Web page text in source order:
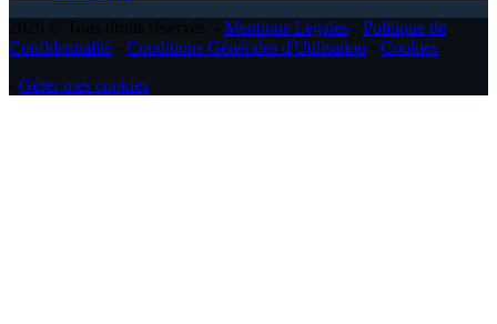
Mentions Légales
Politique de
Confidentialité
Conditions Générales d'Utilisation
Cookies
Gérer mes cookies